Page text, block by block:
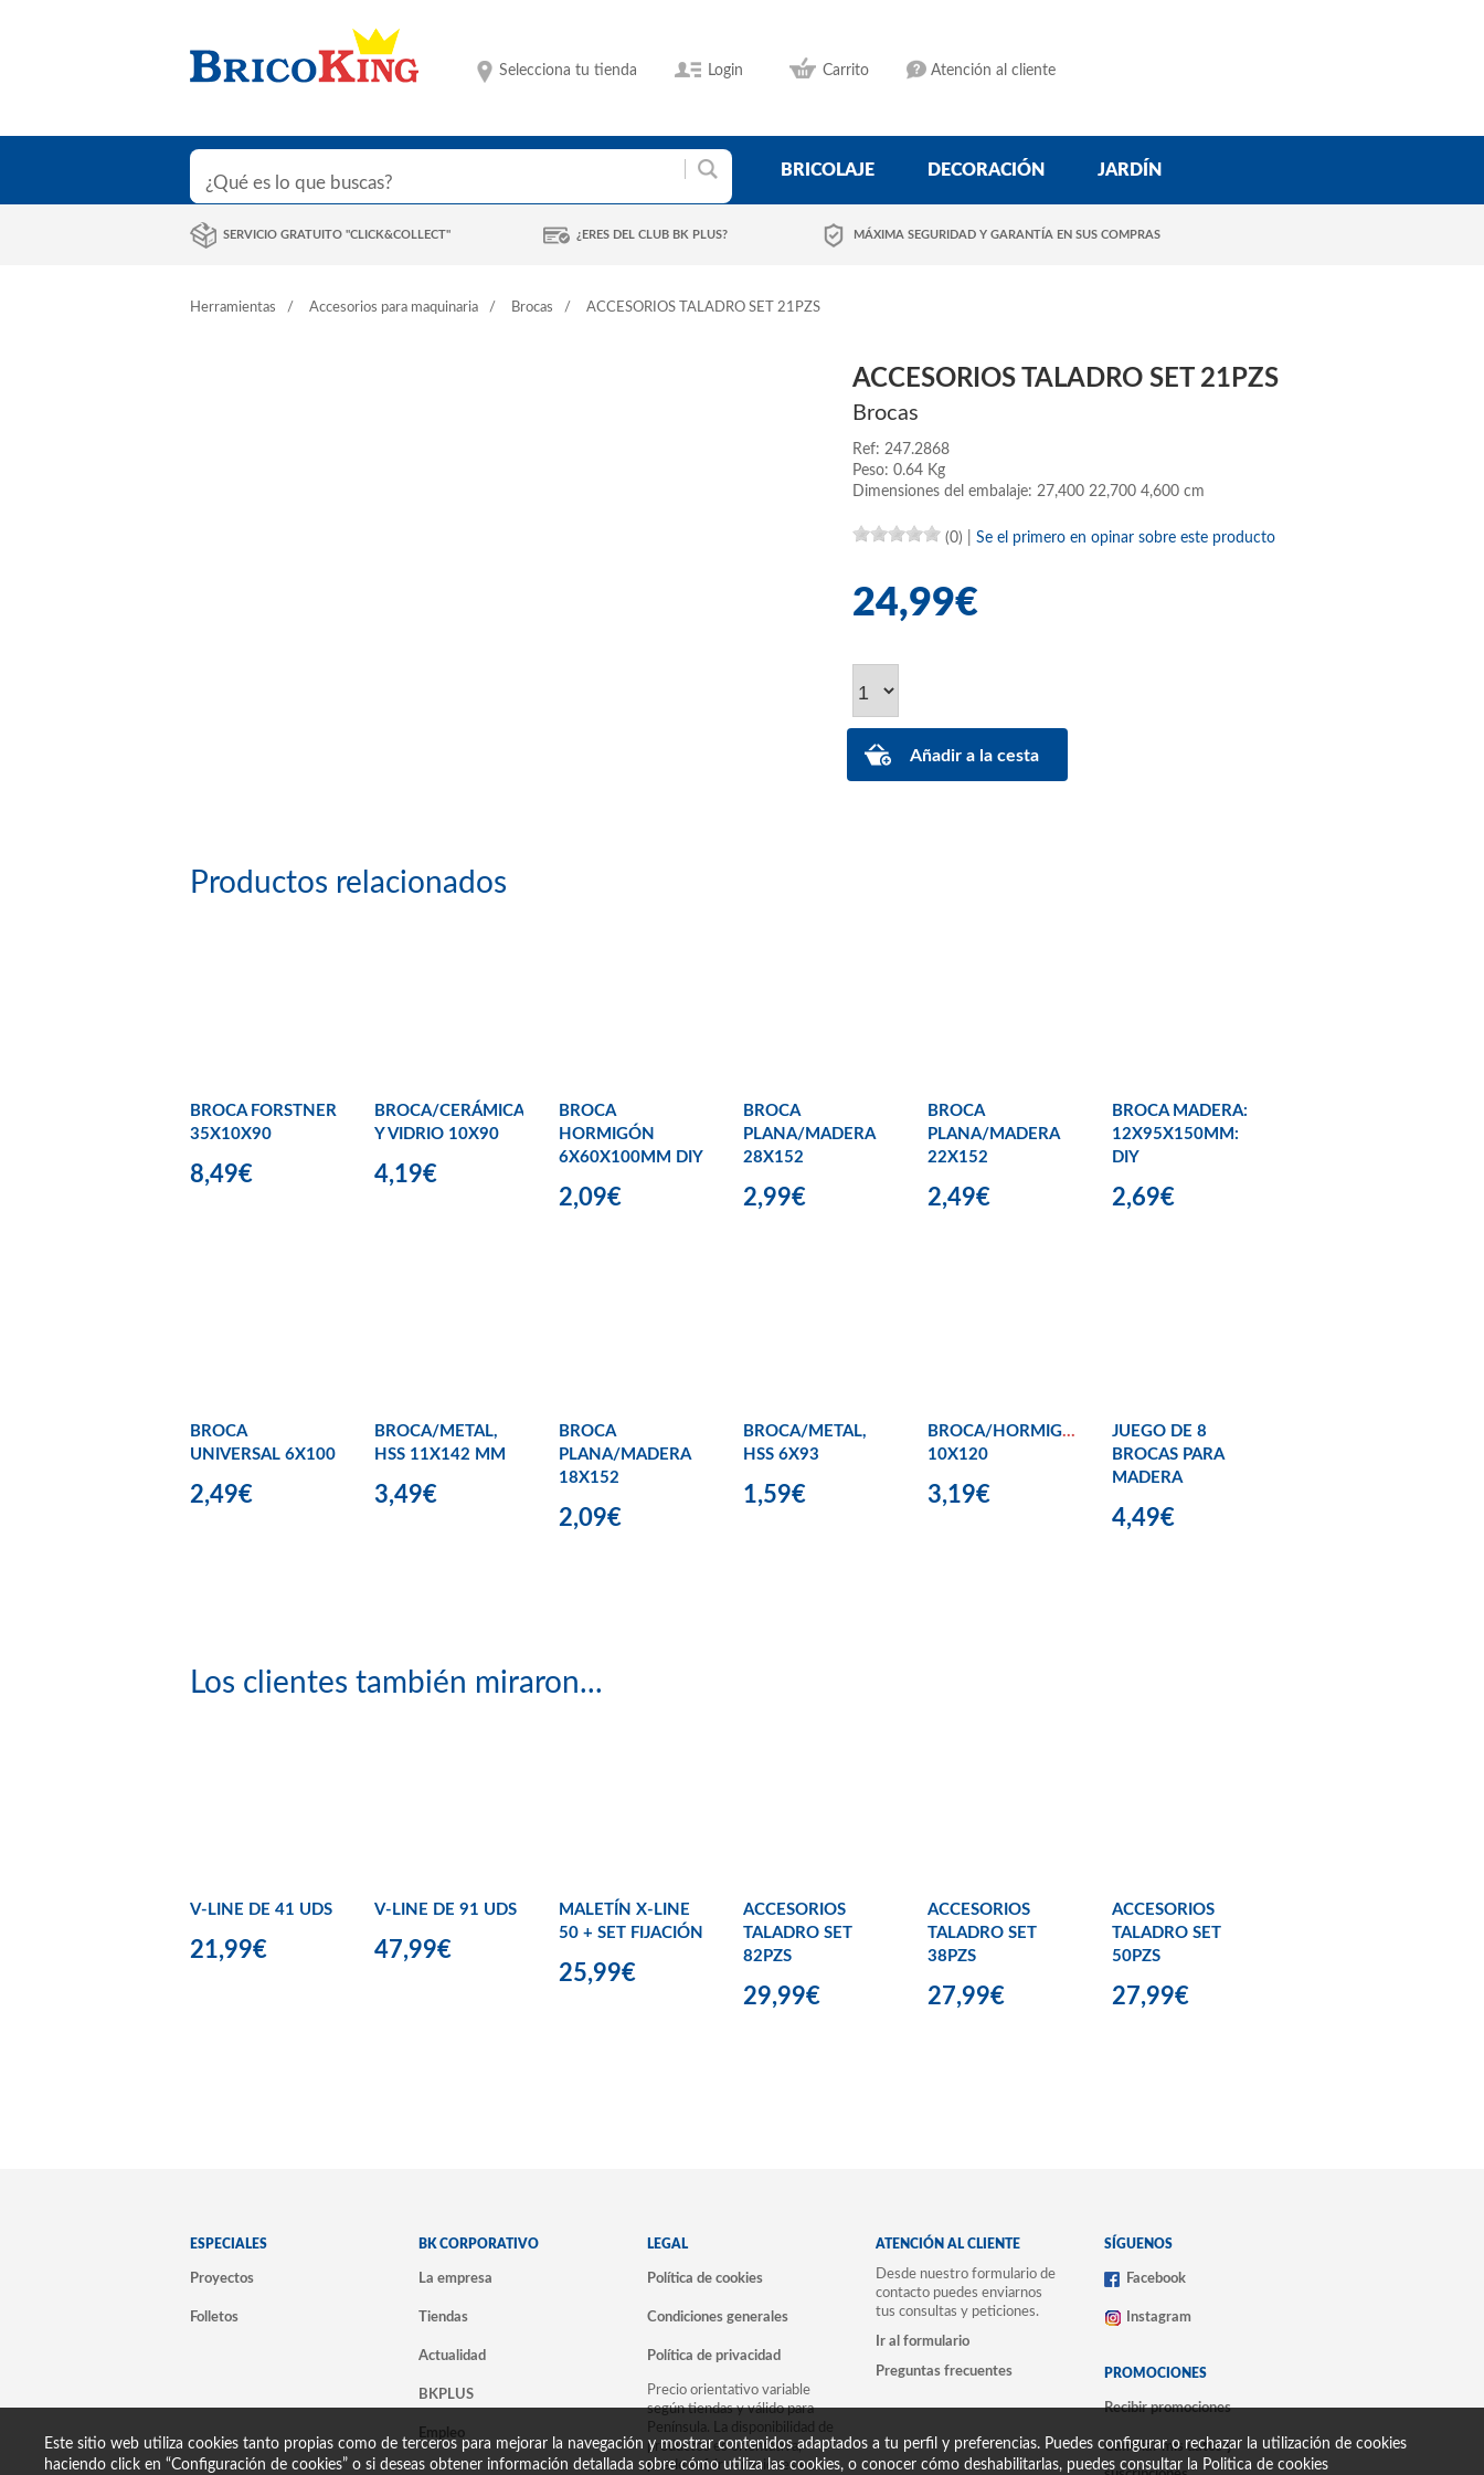
Selecciona tu tienda Login Carrito Atención al cliente
BRICOLAJE DECORACIÓN JARDÍN
SERVICIO GRATUITO "CLICK&COLLECT" ¿ERES DEL CLUB BK PLUS? MÁXIMA SEGURIDAD Y GARANTÍA EN SUS COMPRAS
Herramientas Accesorios para maquinaria Brocas ACCESORIOS TALADRO SET 21PZS
ACCESORIOS TALADRO SET 21PZS
Brocas
Ref: 247.2868
Peso: 0.64 Kg
Dimensiones del embalaje: 27,400 22,700 4,600 cm
(0) Se el primero en opinar sobre este producto
24,99€
Productos relacionados
BROCA FORSTNER
35X10X90
8,49€
BROCA/CERÁMICA
Y VIDRIO 10X90
4,19€
BROCA
HORMIGÓN
6X60X100MM DIY
2,09€
BROCA
PLANA/MADERA
28X152
2,99€
BROCA
PLANA/MADERA
22X152
2,49€
BROCA MADERA:
12X95X150MM:
DIY
2,69€
BROCA
UNIVERSAL 6X100
2,49€
BROCA/METAL,
HSS 11X142 MM
3,49€
BROCA
PLANA/MADERA
18X152
2,09€
BROCA/METAL,
HSS 6X93
1,59€
BROCA/HORMIGÓN
10X120
3,19€
JUEGO DE 8
BROCAS PARA
MADERA
4,49€
Los clientes también miraron...
V-LINE DE 41 UDS
21,99€
V-LINE DE 91 UDS
47,99€
MALETÍN X-LINE
50 + SET FIJACIÓN
25,99€
ACCESORIOS
TALADRO SET
82PZS
29,99€
ACCESORIOS
TALADRO SET
38PZS
27,99€
ACCESORIOS
TALADRO SET
50PZS
27,99€
ESPECIALES
Proyectos
Folletos
BK CORPORATIVO
La empresa
Tiendas
Actualidad
BKPLUS
Empleo
LEGAL
Política de cookies
Condiciones generales
Política de privacidad
Precio orientativo variable
según tiendas y válido para
Península. La disponibilidad de
productos es orientativa,
puede sufrir variaciones en
ATENCIÓN AL CLIENTE
Desde nuestro formulario de
contacto puedes enviarnos
tus consultas y peticiones.
Ir al formulario
Preguntas frecuentes
SÍGUENOS
Facebook
Instagram
PROMOCIONES
Recibir promociones
Cambiar mis datos y
Este sitio web utiliza cookies tanto propias como de terceros para mejorar la navegación y mostrar contenidos adaptados a tu perfil y preferencias. Puedes configurar o rechazar la utilización de cookies
haciendo click en “Configuración de cookies” o si deseas obtener información detallada sobre cómo utiliza las cookies, o conocer cómo deshabilitarlas, puedes consultar la Politica de cookies